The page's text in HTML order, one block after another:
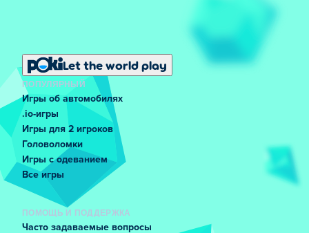
Let the world play
ПОПУЛЯРНЫЙ
Игры об автомобилях
.io-игры
Игры для 2 игроков
Головоломки
Игры с одеванием
Все игры
ПОМОЩЬ И ПОДДЕРЖКА
Часто задаваемые вопросы